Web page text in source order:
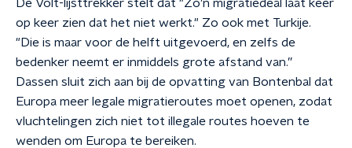
De Volt-lijsttrekker stelt dat "Zo’n migratiedeal laat keer
op keer zien dat het niet werkt." Zo ook met Turkije.
"Die is maar voor de helft uitgevoerd, en zelfs de
bedenker neemt er inmiddels grote afstand van.”
Dassen sluit zich aan bij de opvatting van Bontenbal dat
Europa meer legale migratieroutes moet openen, zodat
vluchtelingen zich niet tot illegale routes hoeven te
wenden om Europa te bereiken.